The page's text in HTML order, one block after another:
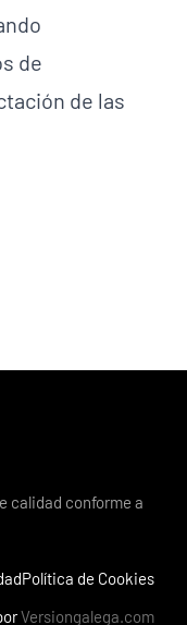
de
de las
calidad conforme a
Política de Cookies
Versiongalega.com